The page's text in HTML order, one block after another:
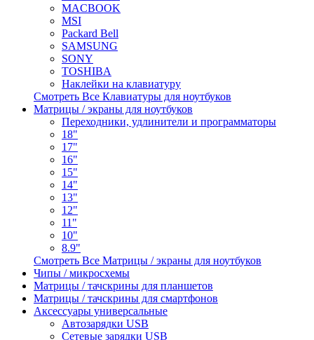
MACBOOK
MSI
Packard Bell
SAMSUNG
SONY
TOSHIBA
Наклейки на клавиатуру
Смотреть Все Клавиатуры для ноутбуков
Матрицы / экраны для ноутбуков
Переходники, удлинители и программаторы
18"
17"
16"
15"
14"
13"
12"
11"
10"
8.9"
Смотреть Все Матрицы / экраны для ноутбуков
Чипы / микросхемы
Матрицы / тачскрины для планшетов
Матрицы / тачскрины для смартфонов
Аксессуары универсальные
Автозарядки USB
Сетевые зарядки USB